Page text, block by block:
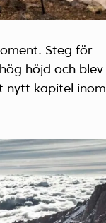
Steg för
höjd och blev
nytt kapitel inom